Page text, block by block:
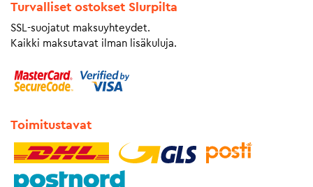
Turvalliset ostokset Slurpilta
SSL-suojatut maksuyhteydet.
Kaikki maksutavat ilman lisäkuluja.
Toimitustavat